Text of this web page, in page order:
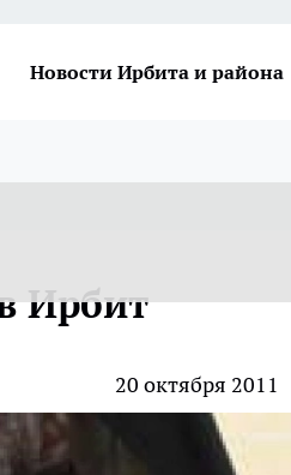
Новости Ирбита и района
Ирбит
20 октября 2011